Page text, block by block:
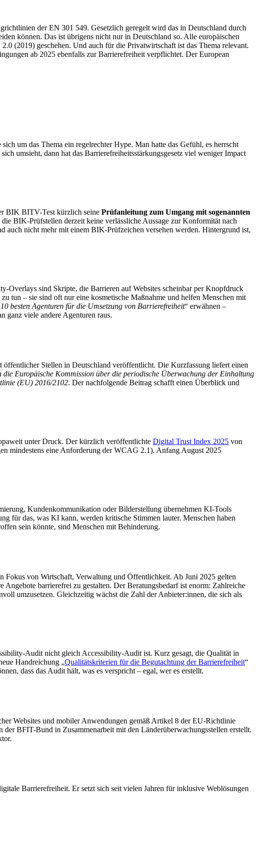
der EN 301 549. Gesetzlich geregelt wird das in Deutschland durch
können. Das ist übrigens nicht nur in Deutschland so. Alle europäischen
(2019) geschehen. Und auch für die Privatwirtschaft ist das Thema relevant.
ab 2025 ebenfalls zur Barrierefreiheit verpflichtet. Der European
um das Thema ein regelrechter Hype. Man hatte das Gefühl, es herrscht
umsieht, dann hat das Barrierefreiheitsstärkungsgesetz viel weniger Impact
BIK BITV-Test kürzlich seine Prüfanleitung zum Umgang mit sogenannten
BIK-Prüfstellen derzeit keine verlässliche Aussage zur Konformität nach
nicht mehr mit einem BIK-Prüfzeichen versehen werden. Hintergrund ist,
Overlays sind Skripte, die Barrieren auf Websites scheinbar per Knopfdruck
tun – sie sind oft nur eine kosmetische Maßnahme und helfen Menschen mit
besten Agenturen für die Umsetzung von Barrierefreiheit“ erwähnen –
ganz viele andere Agenturen raus.
Stellen in Deutschland veröffentlicht. Die Kurzfassung liefert einen
Europäische Kommission über die periodische Überwachung der Einhaltung
(EU) 2016/2102. Der nachfolgende Beitrag schafft einen Überblick und
unter Druck. Der kürzlich veröffentlichte Digital Trust Index 2025 von
mindestens eine Anforderung der WCAG 2.1). Anfang August 2025
Kundenkommunikation oder Bilderstellung übernehmen KI-Tools
für das, was KI kann, werden kritische Stimmen lauter. Menschen haben
sein könnte, sind Menschen mit Behinderung.
Fokus von Wirtschaft, Verwaltung und Öffentlichkeit. Ab Juni 2025 gelten
barrierefrei zu gestalten. Der Beratungsbedarf ist enorm: Zahlreiche
umzusetzen. Gleichzeitig wächst die Zahl der Anbieter:innen, die sich als
Audit nicht gleich Accessibility-Audit ist. Kurz gesagt, die Qualität in
Handreichung „Qualitätskriterien für die Begutachtung der Barrierefreiheit“
dass das Audit hält, was es verspricht – egal, wer es erstellt.
Websites und mobiler Anwendungen gemäß Artikel 8 der EU-Richtlinie
BFIT-Bund in Zusammenarbeit mit den Länderüberwachungsstellen erstellt.
Barrierefreiheit. Er setzt sich seit vielen Jahren für inklusive Weblösungen